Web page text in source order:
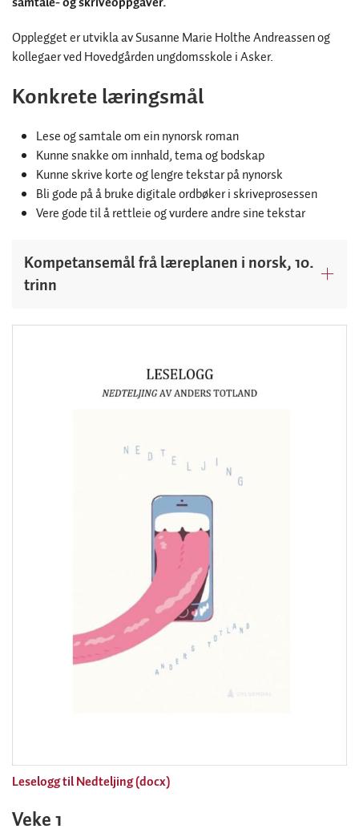
Opplegget er utvikla av Susanne Marie Holthe Andreassen og
kollegaer ved Hovedgården ungdomsskole i Asker.
Konkrete læringsmål
Lese og samtale om ein nynorsk roman
Kunne snakke om innhald, tema og bodskap
Kunne skrive korte og lengre tekstar på nynorsk
Bli gode på å bruke digitale ordbøker i skriveprosessen
Vere gode til å rettleie og vurdere andre sine tekstar
Kompetansemål frå læreplanen i norsk, 10.
trinn
Leselogg til Nedteljing (docx)
Veke 1